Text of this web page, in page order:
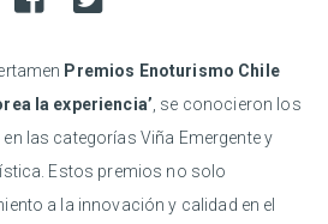
Premios Enoturismo Chile
la experiencia’ , se conocieron los
las categorías Viña Emergente y
Estos premios no solo
a la innovación y calidad en el